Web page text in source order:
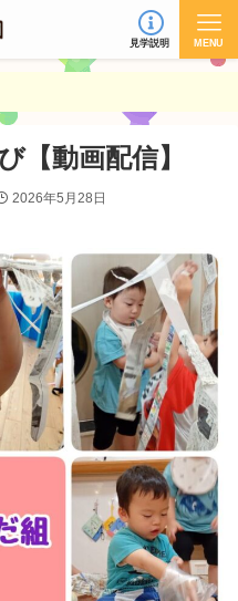
見学説明 MENU
【動画配信】
2026年5月28日